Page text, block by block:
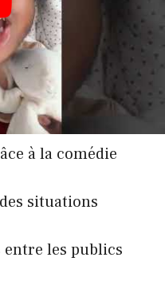
aux vécus
sont aussi
où le rire universel
et la
à la comédie
situations
entre les publics